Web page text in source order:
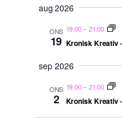
dato.
aug 2026
ONS
19
19:00–21:00
Kronisk Kreativ
sep 2026
ONS
2
19:00–21:00
Kronisk Kreativ